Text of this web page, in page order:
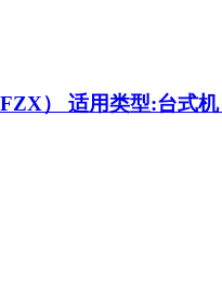
） 适用类型:台式